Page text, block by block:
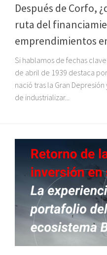
Después de Corfo,
ruta del
emprendimientos
Si hablamos de fechas
de abril de 1939 destaca
nació tras la Gran
de industrializar...